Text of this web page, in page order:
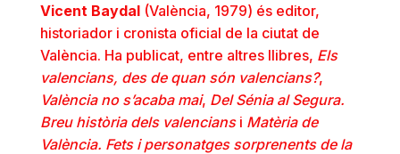
Vicent Baydal(València, 1979) és editor,
historiador i cronista oficial de la ciutat de
València. Ha publicat, entre altres llibres, Els
valencians, des de quan són valencians?,
València no s’acaba mai, Del Sénia al Segura.
Breu història dels valencians i Matèria de
València. Fets i personatges sorprenents de la